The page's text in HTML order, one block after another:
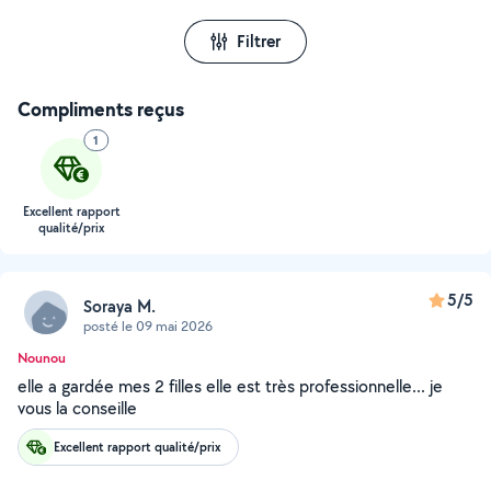
Filtrer
Compliments reçus
1
Excellent rapport
qualité/prix
Soraya M.
posté le 09 mai 2026
5/5
Nounou
elle a gardée mes 2 filles elle est très professionnelle... je
vous la conseille
Excellent rapport qualité/prix